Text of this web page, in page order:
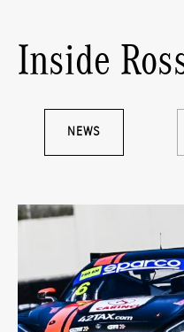
Inside
NEWS